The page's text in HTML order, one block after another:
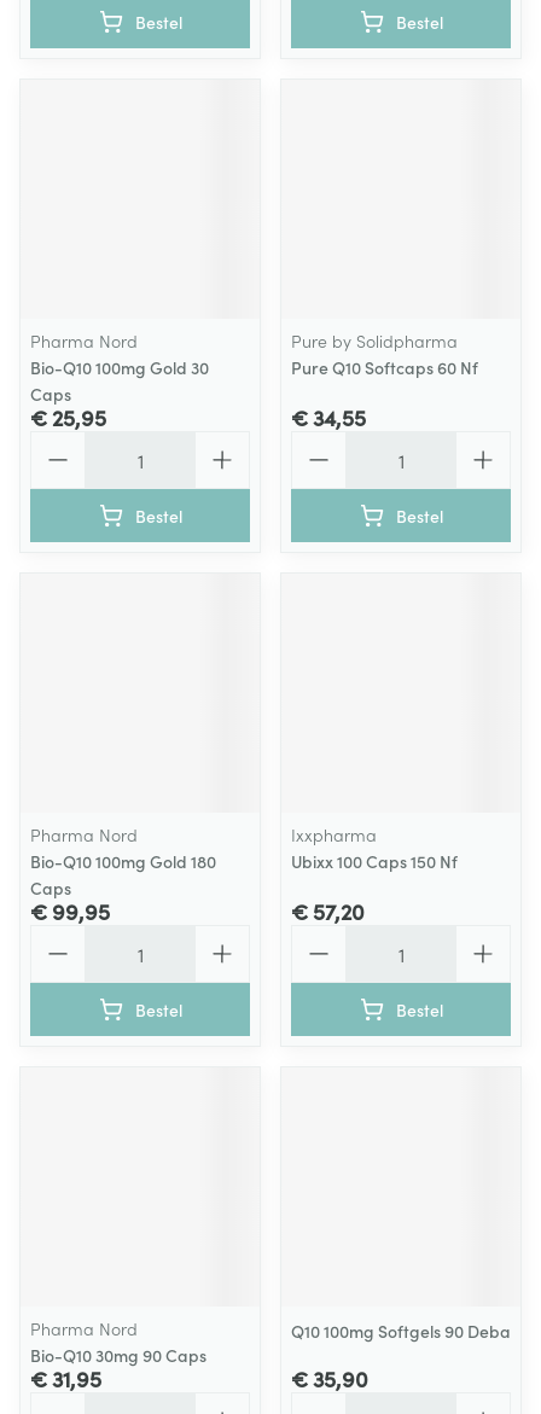
Bestel Bestel
Pharma Nord
Bio-Q10 100mg Gold 30
Caps
€ 25,95
Bestel
Pure by Solidpharma
Pure Q10 Softcaps 60 Nf
€ 34,55
Bestel
Pharma Nord
Bio-Q10 100mg Gold 180
Caps
€ 99,95
Bestel
Ixxpharma
Ubixx 100 Caps 150 Nf
€ 57,20
Bestel
Pharma Nord
Bio-Q10 30mg 90 Caps
€ 31,95
Q10 100mg Softgels 90 Deba
€ 35,90